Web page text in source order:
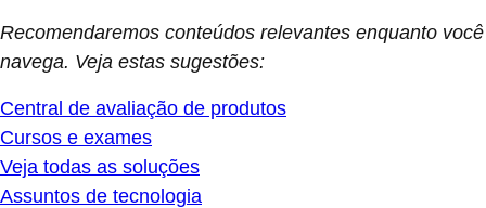
Recomendaremos conteúdos relevantes enquanto você
navega. Veja estas sugestões:
Central de avaliação de produtos
Cursos e exames
Veja todas as soluções
Assuntos de tecnologia